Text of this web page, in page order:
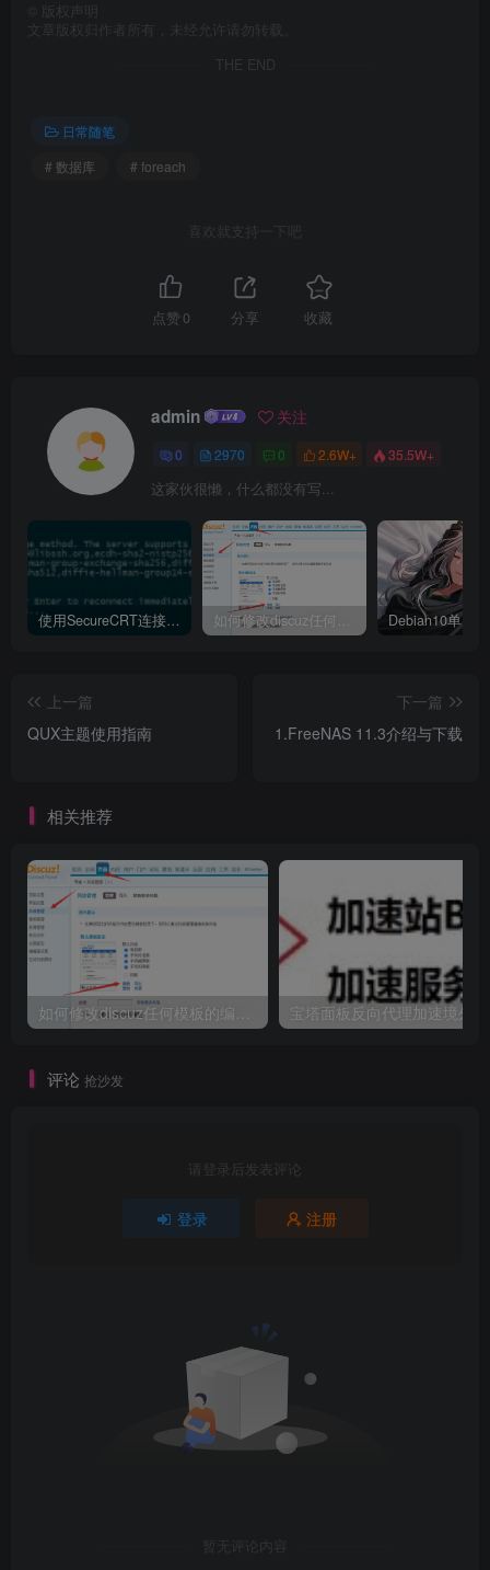
版权声明
文章版权归作者所有，未经允许请勿转载。
THE END
日常随笔
# 数据库
# foreach
喜欢就支持一下吧
点赞 0 分享 收藏
admin 关注
0 2970 0 2.6W+ 35.5W+
这家伙很懒，什么都没有写...
使用SecureCRT连接Ubuntu20.04报错：Key exchange failed. No compatible key exchange method. 如何修改discuz任何模板的编辑器默认字体类型和默认字体大小
上一篇
QUX主题使用指南
下一篇
1.FreeNAS 11.3介绍与下载
相关推荐
评论 抢沙发
请登录后发表评论
登录 注册
暂无评论内容